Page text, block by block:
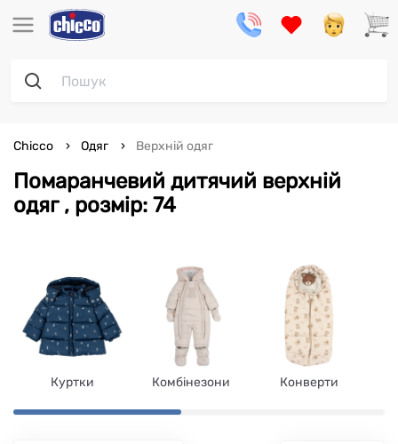
Помаранчевий дитячий верхній
одяг , розмір: 74
Chicco Одяг Верхній одяг
Куртки Комбінезони Конверти